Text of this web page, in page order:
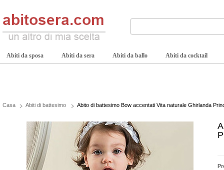
Abiti da sposa Abiti da sera Abiti da ballo Abiti da cocktail
Casa Abiti di battesimo Abito di battesimo Bow accentati Vita naturale Ghirlanda